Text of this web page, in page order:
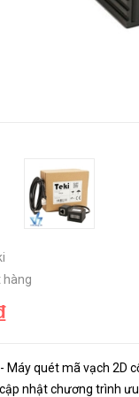
hàng
Máy quét mã vạch 2D
nhật chương trình